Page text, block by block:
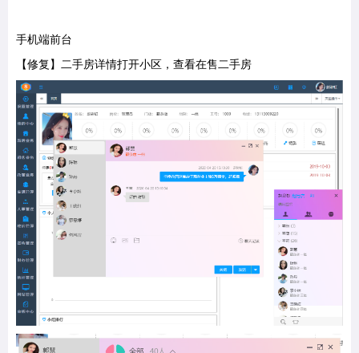
手机端前台
【修复】二手房详情打开小区，查看在售二手房